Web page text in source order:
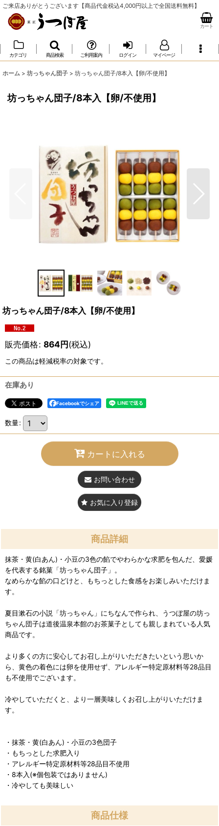
ご来店ありがとうございます【商品代金税込4,000円以上で全国送料無料】
カート
カテゴリ 商品検索 ご利用案内 ログイン マイページ
ホーム > 坊っちゃん団子 > 坊っちゃん団子/8本入【卵/不使用】
坊っちゃん団子/8本入【卵/不使用】
坊っちゃん団子/8本入【卵/不使用】
販売価格: 864円(税込)
この商品は軽減税率の対象です。
在庫あり
Facebookでシェア
数量:
カートに入れる
お問い合わせ
お気に入り登録
商品詳細
抹茶・黄(白あん)・小豆の3色の餡でやわらかな求肥を包んだ、愛媛
を代表する銘菓「坊っちゃん団子」。
なめらかな餡の口どけと、もちっとした食感をお楽しみいただけま
す。
夏目漱石の小説「坊っちゃん」にちなんで作られ、うつぼ屋の坊っ
ちゃん団子は道後温泉本館のお茶菓子としても親しまれている人気
商品です。
より多くの方に安心してお召し上がりいただきたいという思いか
ら、黄色の着色には卵を使用せず、アレルギー特定原材料等28品目
も不使用でございます。
冷やしていただくと、より一層美味しくお召し上がりいただけま
す。
・抹茶・黄(白あん)・小豆の3色団子
・もちっとした求肥入り
・アレルギー特定原材料等28品目不使用
・8本入(※個包装ではありません)
・冷やしても美味しい
商品仕様